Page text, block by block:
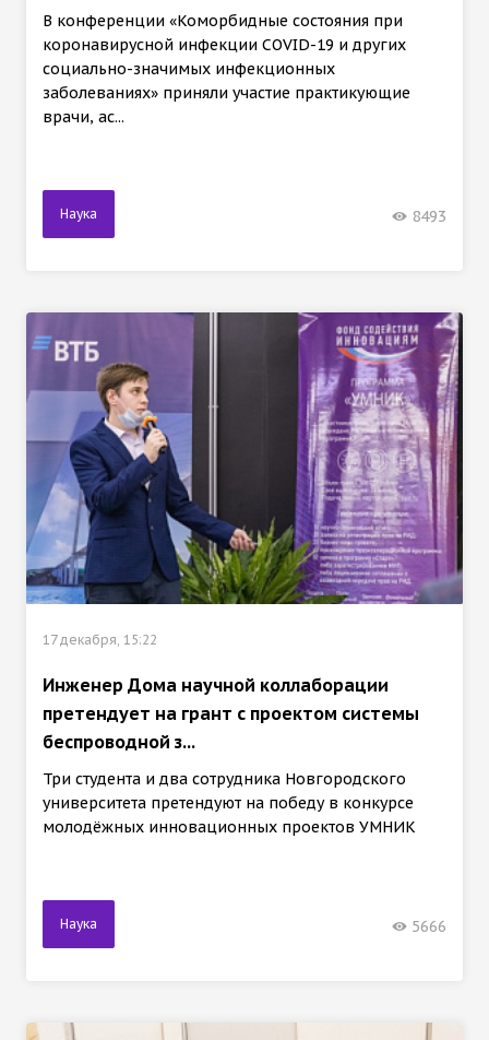
В конференции «Коморбидные состояния при
коронавирусной инфекции COVID-19 и других
социально-значимых инфекционных
заболеваниях» приняли участие практикующие
врачи, ас...
Наука 8493
17 декабря, 15:22
Инженер Дома научной коллаборации
претендует на грант с проектом системы
беспроводной з...
Три студента и два сотрудника Новгородского
университета претендуют на победу в конкурсе
молодёжных инновационных проектов УМНИК
Наука 5666